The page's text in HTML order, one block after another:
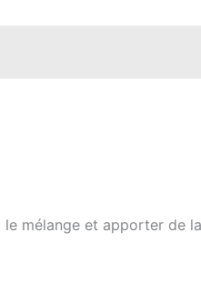
mélange et apporter de